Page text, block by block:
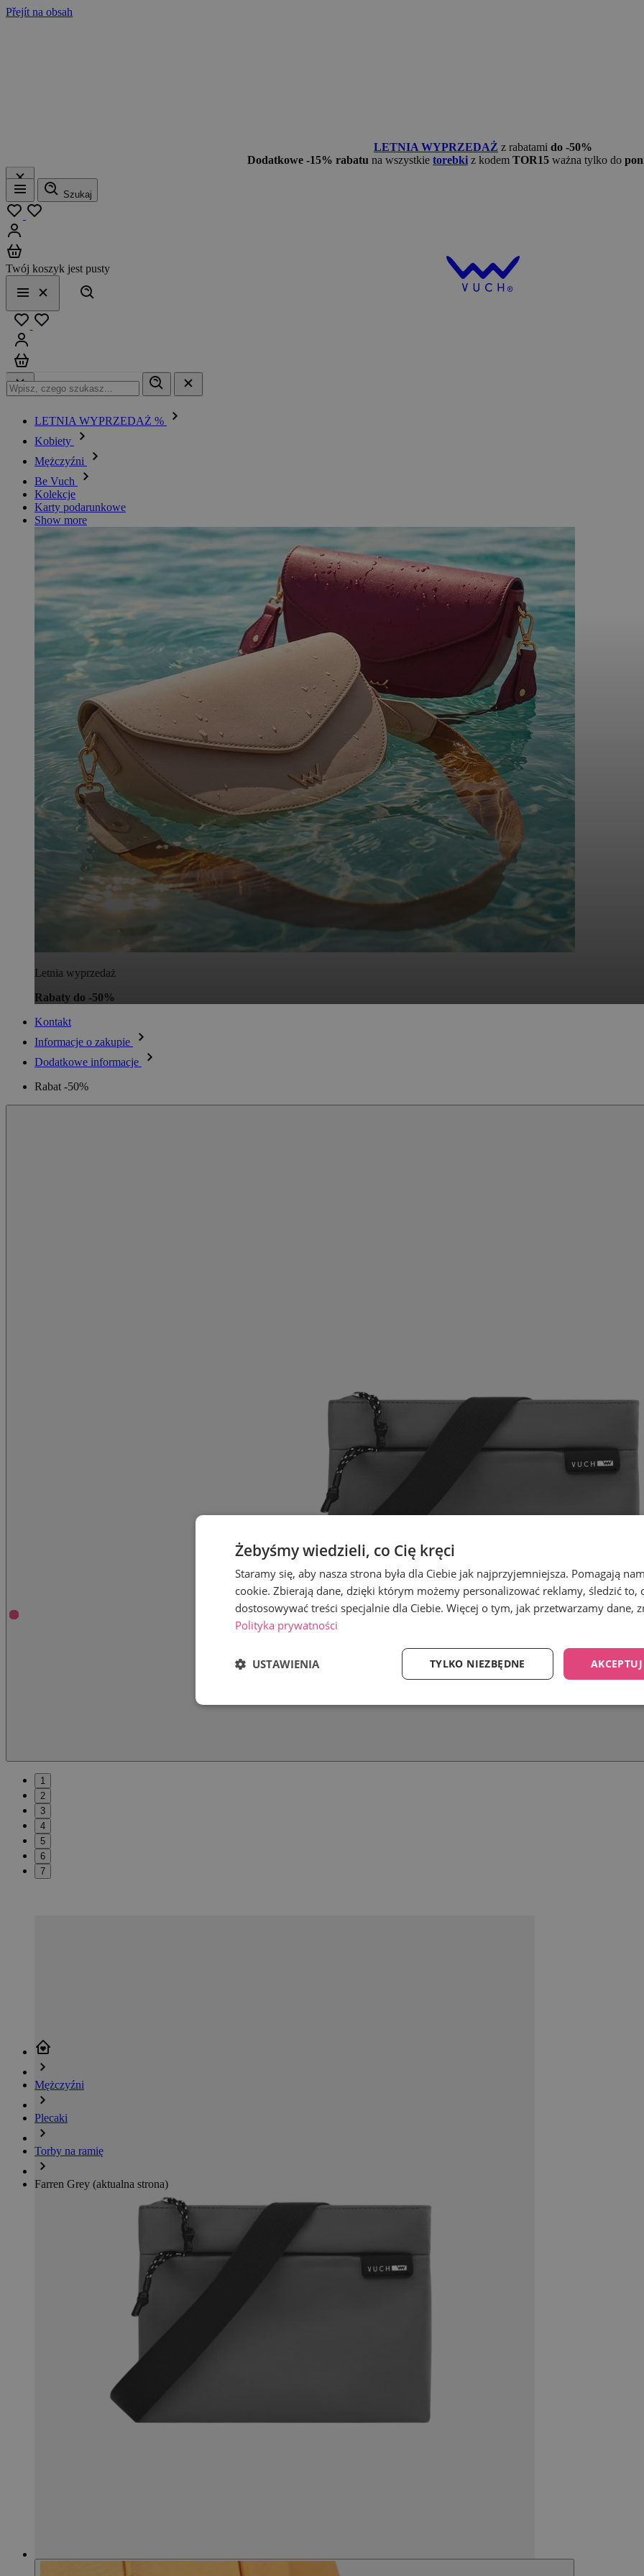
Přejít na obsah
LETNIA WYPRZEDAŻ z rabatami do -50%
Dodatkowe -15% rabatu na wszystkie torebki z kodem TOR15 ważna tylko do
Menu
Szukaj
Twój koszyk jest pusty
Menu
Zamknij
LETNIA WYPRZEDAŻ %
Kobiety
Mężczyźni
Be Vuch
Kolekcje
Karty podarunkowe
Show more
Letnia wyprzedaż
Rabaty do -50%
Kontakt
Informacje o zakupie
Dodatkowe informacje
Mężczyźni
Plecaki
Torby na ramię
Farren Grey (aktualna strona)
Rabat -50%
1
2
3
4
5
6
7
Żebyśmy wiedzieli, co Cię kręci
Staramy się, aby nasza strona była dla Ciebie jak najprzyjemniejsza. Pomagają
cookie. Zbierają dane, dzięki którym możemy personalizować reklamy, śledzić to,
dostosowywać treści specjalnie dla Ciebie. Więcej o tym, jak przetwarzamy dane,
Polityka prywatności
TYLKO NIEZBĘDNE
USTAWIENIA